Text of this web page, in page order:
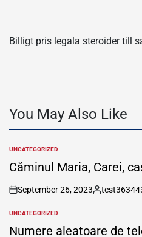
Billigt pris legala steroider till
You May Also Like
POSTED
IN
UNCATEGORIZED
Căminul Maria, Carei,
on
September 26, 2023
Posted
POSTED
IN
UNCATEGORIZED
Numere aleatoare de